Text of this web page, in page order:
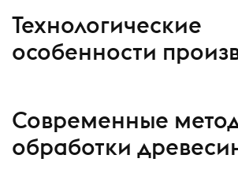
Технологические
особенности
Современные
обработки